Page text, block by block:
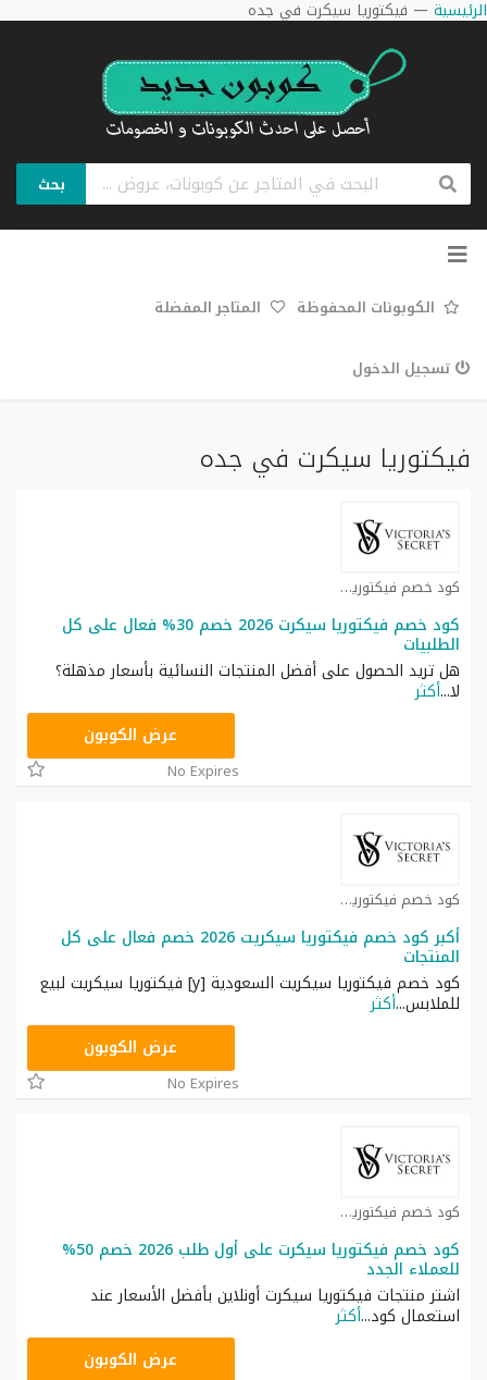
الرئيسية — فيكتوريا سيكرت في جده
بحث
تخطي
الكوبونات المحفوظة المتاجر المفضلة
تسجيل الدخول
فيكتوريا سيكرت في جده
كود خصم فيكتوريا سيكرت كوبون
كود خصم فيكتوريا سيكرت 2026 خصم 30% فعال على كل
الطلبيات
هل تريد الحصول على أفضل المنتجات النسائية بأسعار مذهلة؟
لا...أكثر
عرض الكوبون
No Expires
كود خصم فيكتوريا سيكرت كوبون
أكبر كود خصم فيكتوريا سيكريت 2026 خصم فعال على كل
المنتجات
كود خصم فيكتوريا سيكريت السعودية [y] فيكتوريا سيكريت لبيع
للملابس...أكثر
عرض الكوبون
No Expires
كود خصم فيكتوريا سيكرت كوبون
كود خصم فيكتوريا سيكرت على أول طلب 2026 خصم 50%
للعملاء الجدد
اشتر منتجات فيكتوريا سيكرت أونلاين بأفضل الأسعار عند
استعمال كود...أكثر
عرض الكوبون